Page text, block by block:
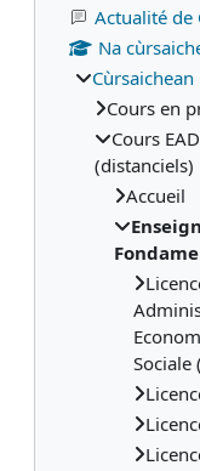
Actualité de
Na
Cùrsaichean
Cours en
Cours EAD
(distanciels)
Accueil
Sociale